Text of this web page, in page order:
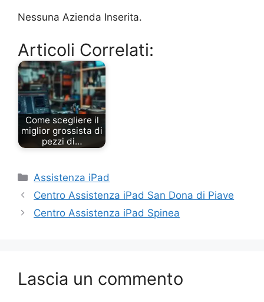
Nessuna Azienda Inserita.
Articoli Correlati:
Come scegliere il
miglior grossista di
pezzi di…
Categorie
Assistenza iPad
Centro Assistenza iPad San Dona di Piave
Centro Assistenza iPad Spinea
Lascia un commento